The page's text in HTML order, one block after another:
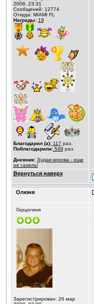
2008, 23:31
Сообщений: 12774
Откуда: MIAMI FL
Награды: 19
Благодарил (а):117 раз.
Поблагодарили:548 раз.
Дневник: Худая корова - еще
не газель!
Вернуться наверх
Олюня
Герцогиня
Зарегистрирован: 26 мар